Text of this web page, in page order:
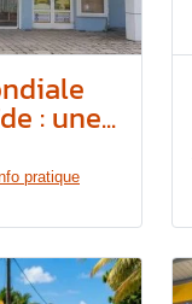
: une...
pratique